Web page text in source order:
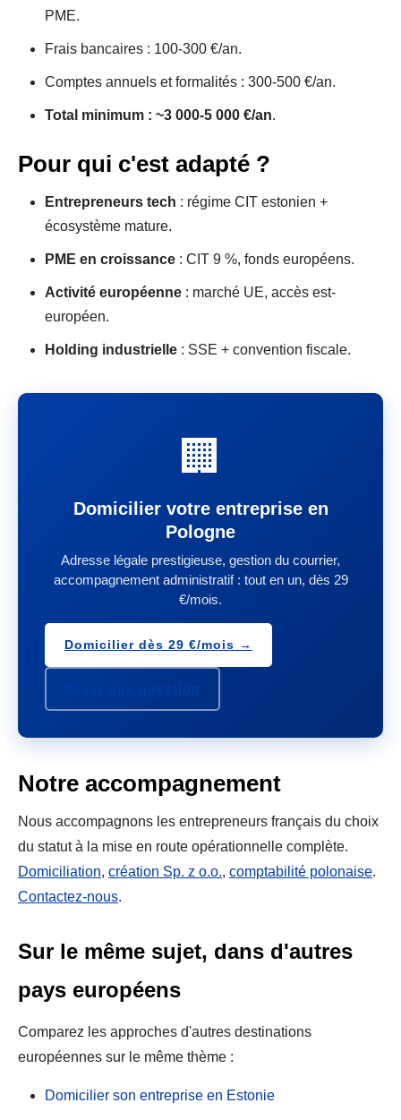
PME.
Frais bancaires : 100-300 €/an.
Comptes annuels et formalités : 300-500 €/an.
Total minimum : ~3 000-5 000 €/an.
Pour qui c'est adapté ?
Entrepreneurs tech : régime CIT estonien +
écosystème mature.
PME en croissance : CIT 9 %, fonds européens.
Activité européenne : marché UE, accès est-
européen.
Holding industrielle : SSE + convention fiscale.
🏢
Domicilier votre entreprise en
Pologne
Adresse légale prestigieuse, gestion du courrier,
accompagnement administratif : tout en un, dès 29
€/mois.
Domicilier dès 29 €/mois →
Poser une question
Notre accompagnement
Nous accompagnons les entrepreneurs français du choix
du statut à la mise en route opérationnelle complète.
Domiciliation, création Sp. z o.o., comptabilité polonaise.
Contactez-nous.
Sur le même sujet, dans d'autres
pays européens
Comparez les approches d'autres destinations
européennes sur le même thème :
Domicilier son entreprise en Estonie